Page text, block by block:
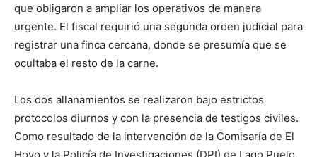
que obligaron a ampliar los operativos de manera
urgente. El fiscal requirió una segunda orden judicial para
registrar una finca cercana, donde se presumía que se
ocultaba el resto de la carne.
Los dos allanamientos se realizaron bajo estrictos
protocolos diurnos y con la presencia de testigos civiles.
Como resultado de la intervención de la Comisaría de El